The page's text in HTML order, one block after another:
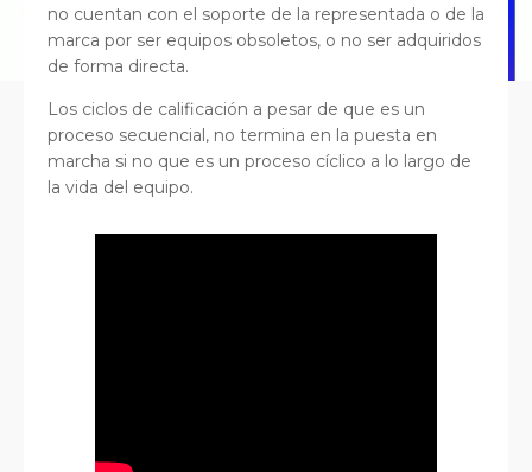
no cuentan con el soporte de la representada o de la
marca por ser equipos obsoletos, o no ser adquiridos
de forma directa.
Los ciclos de calificación a pesar de que es un
proceso secuencial, no termina en la puesta en
marcha si no que es un proceso cíclico a lo largo de
la vida del equipo.